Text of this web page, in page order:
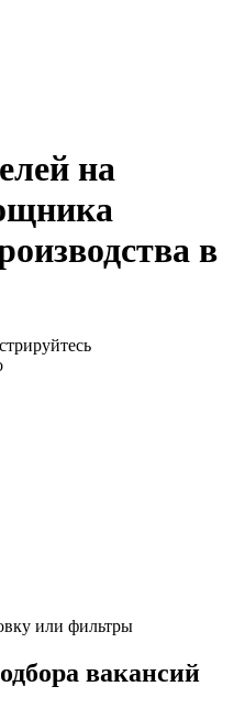
на
в
или фильтры
вакансий